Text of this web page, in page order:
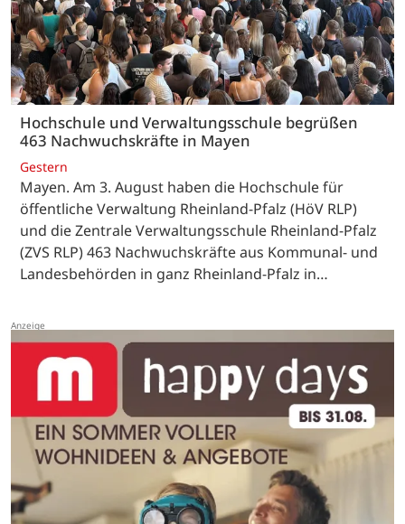
Hochschule und Verwaltungsschule begrüßen
463 Nachwuchskräfte in Mayen
Gestern
Mayen. Am 3. August haben die Hochschule für
öffentliche Verwaltung Rheinland-Pfalz (HöV RLP)
und die Zentrale Verwaltungsschule Rheinland-Pfalz
(ZVS RLP) 463 Nachwuchskräfte aus Kommunal- und
Landesbehörden in ganz Rheinland-Pfalz in…